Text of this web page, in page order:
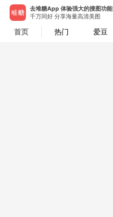
去堆糖App 体验强大的搜图功能
千万同好 分享海量高清美图
首页 热门 爱豆